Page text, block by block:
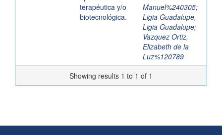
terapéutica y/o
biotecnológica.
Manuel%240305;
Ligia Guadalupe,
Ligia Guadalupe;
Vazquez Ortiz,
Elizabeth de la
Luz%120789
Showing results 1 to 1 of 1